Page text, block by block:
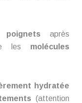
après
les molécules
hydratée
(attention